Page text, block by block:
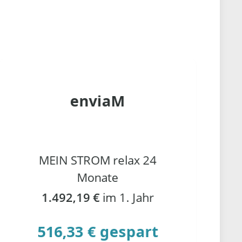
enviaM
MEIN STROM relax 24
Monate
1.492,19 € im 1. Jahr
516,33 € gespart